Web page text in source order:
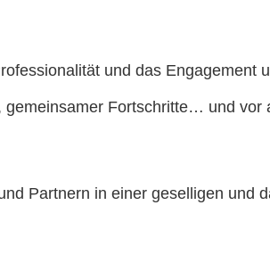
und das Engagement
Fortschritte… und vor
Partnern in einer geselligen und